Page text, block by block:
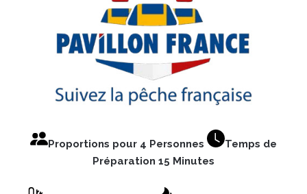
Proportions pour 4 Personnes
Temps de
Préparation 15 Minutes